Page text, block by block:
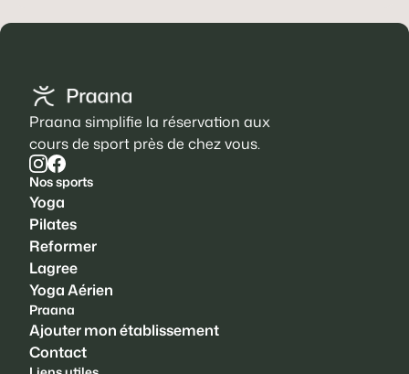
Praana simplifie la réservation aux
cours de sport près de chez vous.
Nos sports
Yoga
Pilates
Reformer
Lagree
Yoga Aérien
Praana
Ajouter mon établissement
Contact